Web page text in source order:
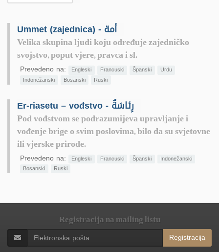
Ummet (zajednica) - أمة
Velika skupina ljudi koju određuje zajedničko
svojstvo, poput vjere, pravca i sl.
Prevedeno na: Engleski Francuski Španski
Urdu
Indonežanski
Bosanski Ruski
Er-riasetu – vođstvo - رِئاسَةٌ
Pod vođstvom se podrazumijeva upravljanje i
vođenje brige o svim poslovima, bilo da su svjetovne
ili vjerske prirode.
Prevedeno na: Engleski Francuski Španski
Indonežanski
Bosanski
Ruski
Registracija na mailing listu
Registracija